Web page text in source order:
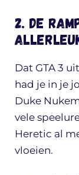
2. De
Dat GTA 3
had je in je
Duke
vele
Heretic al
vloeien.